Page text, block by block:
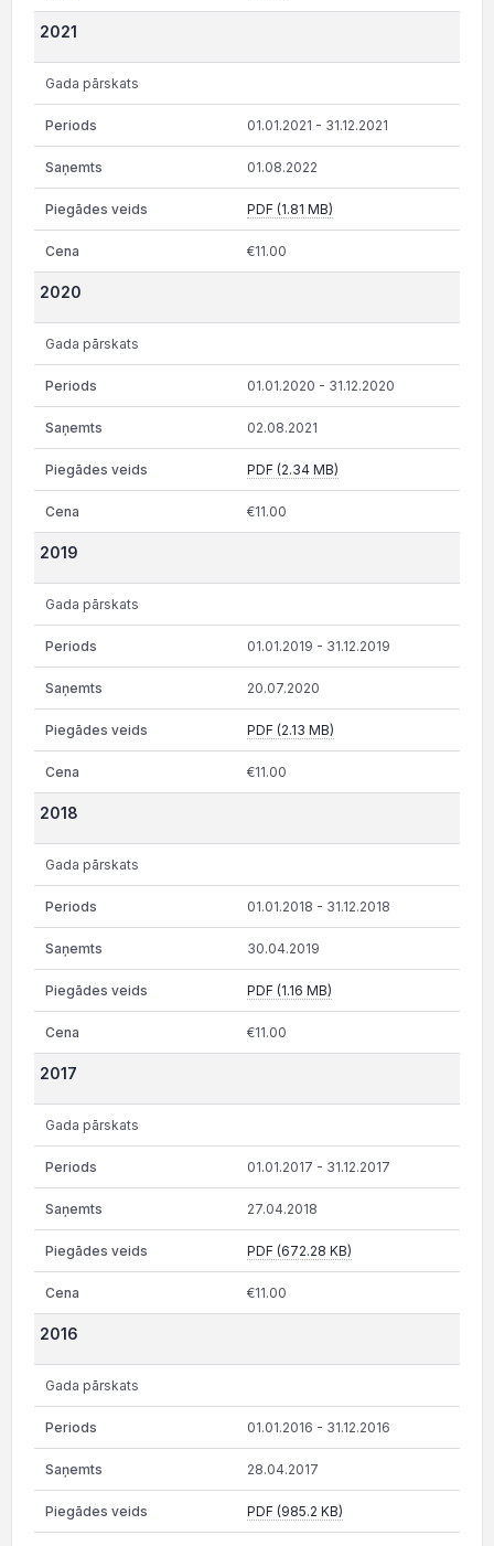
2021
Gada pārskats
01.01.2021 - 31.12.2021
01.08.2022
PDF (1.81 MB)
€11.00
2020
Gada pārskats
01.01.2020 - 31.12.2020
02.08.2021
PDF (2.34 MB)
€11.00
2019
Gada pārskats
01.01.2019 - 31.12.2019
20.07.2020
PDF (2.13 MB)
€11.00
2018
Gada pārskats
01.01.2018 - 31.12.2018
30.04.2019
PDF (1.16 MB)
€11.00
2017
Gada pārskats
01.01.2017 - 31.12.2017
27.04.2018
PDF (672.28 KB)
€11.00
2016
Gada pārskats
01.01.2016 - 31.12.2016
28.04.2017
PDF (985.2 KB)